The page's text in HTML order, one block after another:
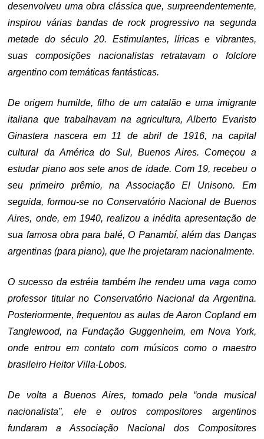
desenvolveu uma obra clássica que, surpreendentemente,
inspirou várias bandas de rock progressivo na segunda
metade do século 20. Estimulantes, líricas e vibrantes,
suas composições nacionalistas retratavam o folclore
argentino com temáticas fantásticas.
De origem humilde, filho de um catalão e uma imigrante
italiana que trabalhavam na agricultura, Alberto Evaristo
Ginastera nascera em 11 de abril de 1916, na capital
cultural da América do Sul, Buenos Aires. Começou a
estudar piano aos sete anos de idade. Com 19, recebeu o
seu primeiro prêmio, na Associação El Unisono. Em
seguida, formou-se no Conservatório Nacional de Buenos
Aires, onde, em 1940, realizou a inédita apresentação de
sua famosa obra para balé, O Panambí, além das Danças
argentinas (para piano), que lhe projetaram nacionalmente.
O sucesso da estréia também lhe rendeu uma vaga como
professor titular no Conservatório Nacional da Argentina.
Posteriormente, frequentou as aulas de Aaron Copland em
Tanglewood, na Fundação Guggenheim, em Nova York,
onde entrou em contato com músicos como o maestro
brasileiro Heitor Villa-Lobos.
De volta a Buenos Aires, tomado pela “onda musical
nacionalista”, ele e outros compositores argentinos
fundaram a Associação Nacional dos Compositores